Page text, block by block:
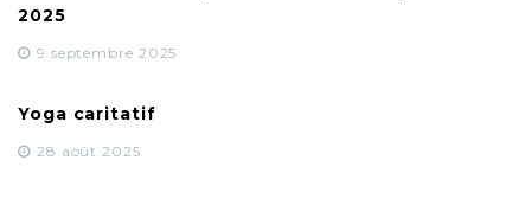
2025
9 septembre 2025
Yoga caritatif
28 août 2025